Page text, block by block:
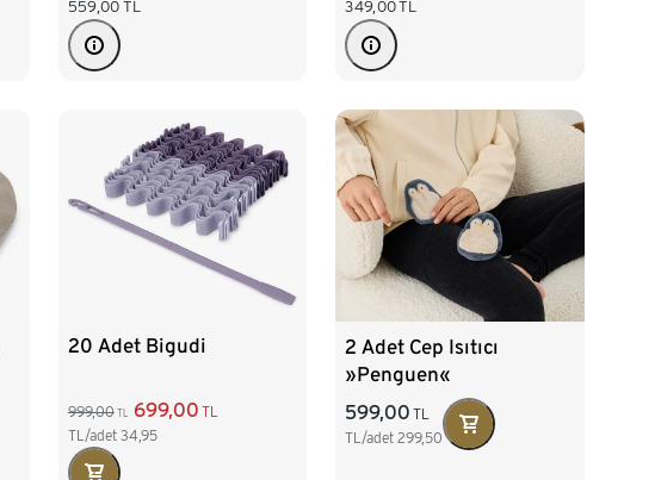
559,00 TL
349,00TL
20 Adet Bigudi
999,00 TL 699,00 TL
TL/adet 34,95
2 Adet Cep Isıtıcı
»Penguen«
599,00 TL
TL/adet299,50